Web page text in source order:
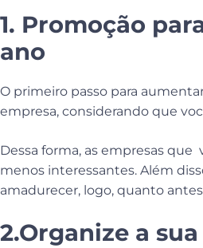
1. Promoção
ano
O primeiro passo para
empresa, considerando que
Dessa forma, as empresas
menos interessantes. Além
amadurecer, logo, quanto
2.Organize a